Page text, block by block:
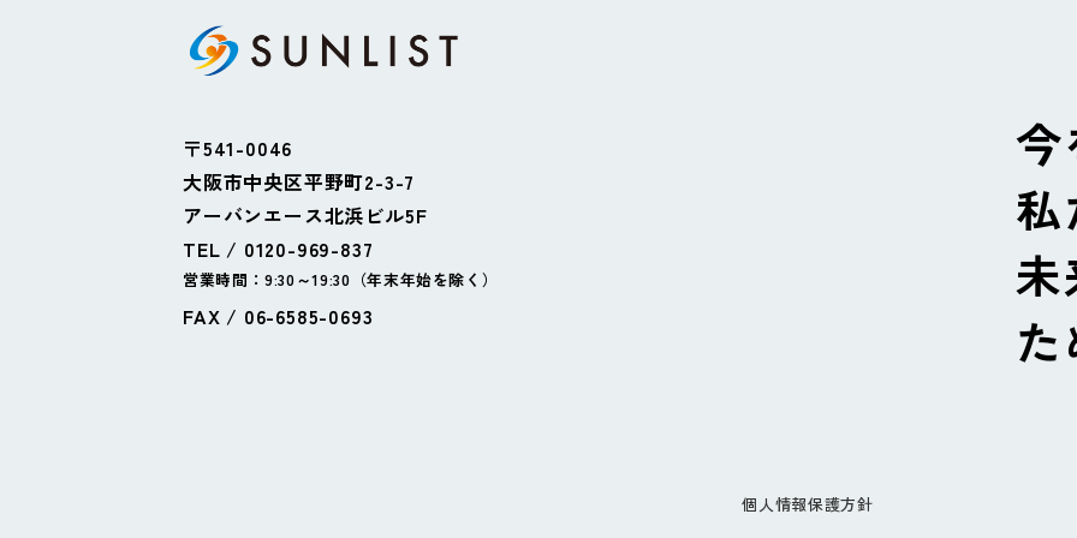
〒541-0046
大阪市中央区平野町2-3-7
アーバンエース北浜ビル5F
TEL / 0120-969-837
営業時間：9:30～19:30（年末年始を除く）
FAX / 06-6585-0693
今
未
個人情報保護方針